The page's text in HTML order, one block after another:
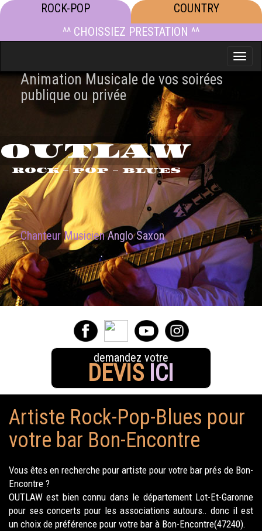
ROCK-POP
COUNTRY
^^ CHOISSIEZ PRESTATION ^^
Toggle
Animation Musicale de vos soirées
publique ou privée
OUTLAW
ROCK - POP - BLUES
Chanteur MusicienAnglo Saxon
demandez votre
DEVIS ICI
Artiste Rock-Pop-Blues pour
votre bar Bon-Encontre
Vous êtes en recherche pour artiste pour votre bar prés de Bon-
Encontre ?
OUTLAW est bien connu dans le département Lot-Et-Garonne
pour ses concerts pour les associations autours.. donc il est
un choix de préférence pour votre bar à Bon-Encontre(47240).